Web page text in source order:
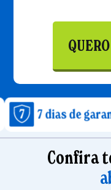
de garantia após a
Confira